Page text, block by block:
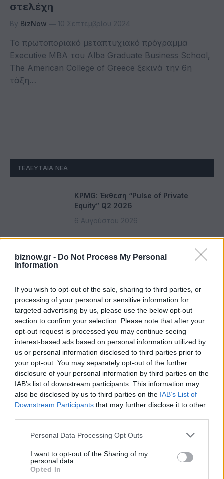
biznow.gr - Do Not Process My Personal
Information
If you wish to opt-out of the sale, sharing to third parties, or
processing of your personal or sensitive information for
targeted advertising by us, please use the below opt-out
section to confirm your selection. Please note that after your
opt-out request is processed you may continue seeing
interest-based ads based on personal information utilized by
us or personal information disclosed to third parties prior to
your opt-out. You may separately opt-out of the further
disclosure of your personal information by third parties on the
IAB’s list of downstream participants. This information may
also be disclosed by us to third parties on the IAB’s List of
Downstream Participants that may further disclose it to other
Personal Data Processing Opt Outs
I want to opt-out of the Sharing of my
personal data.
Opted In
στελέχη
By BizNow 10 Σεπτεμβρίου 2024
Το πρωτοποριακό μεταπτυχιακό πρόγραμμα
Executive MBA του Alba Graduate Business School,
The American College of Greece ξεκινά την 6η
τάξη…
ΤΕΛΕΥΤΑΊΑ ΝΈΑ
KPMG: Έκθεση “Pulse of Private
Equity” Q2 2026
6 Αυγούστου 2026
μικρομεσαία επιχειρηματικότητα
ΔΕΗ: Ισχυρή ανάπτυξη στο α΄εξάμηνο
2026 με προσαρμοσμένο EBITDA στα
€1,2 δισ.
6 Αυγούστου 2026
Τ. Θεοδωρικάκος: “Στηρίζουμε με
πράξεις την έρευνα και την
καινοτομία”
6 Αυγούστου 2026
Για πρώτη φορά το Αρχαίο Θέατρο
όλους